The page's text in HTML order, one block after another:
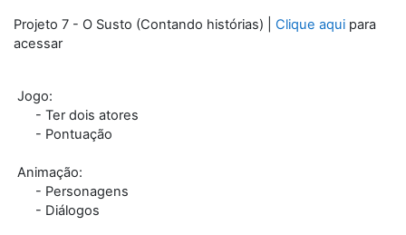
Projeto 7 - O Susto (Contando histórias) | Clique aqui para
acessar
Jogo:
- Ter dois atores
- Pontuação
Animação:
- Personagens
- Diálogos